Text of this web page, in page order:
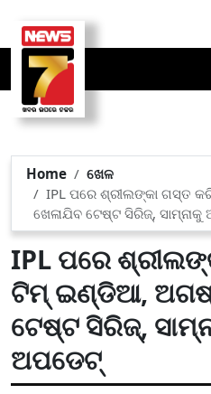
Home
ଖେଳ
IPL ପରେ ଶ୍ରୀଲଙ୍କା ଗସ୍ତ
ଖେଳାଯିବ ଟେଷ୍ଟ ସିରିଜ୍,
IPL ପରେ
ଟିମ୍ ଇଣ୍ଡିଆ,
ଟେଷ୍ଟ ସିରିଜ୍,
ଅପଡେଟ୍